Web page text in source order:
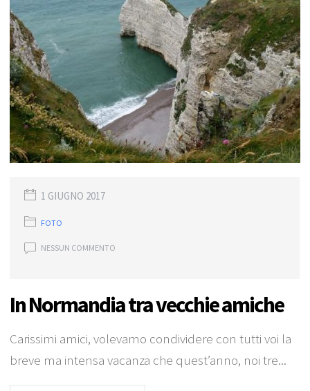
1 GIUGNO 2017
FOTO
NESSUN COMMENTO
In Normandia tra vecchie amiche
Carissimi amici, volevamo condividere con tutti voi la
breve ma intensa vacanza che quest’anno, noi tre...